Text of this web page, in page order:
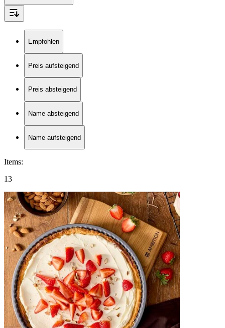
Empfohlen
Preis aufsteigend
Preis absteigend
Name absteigend
Name aufsteigend
Items:
13